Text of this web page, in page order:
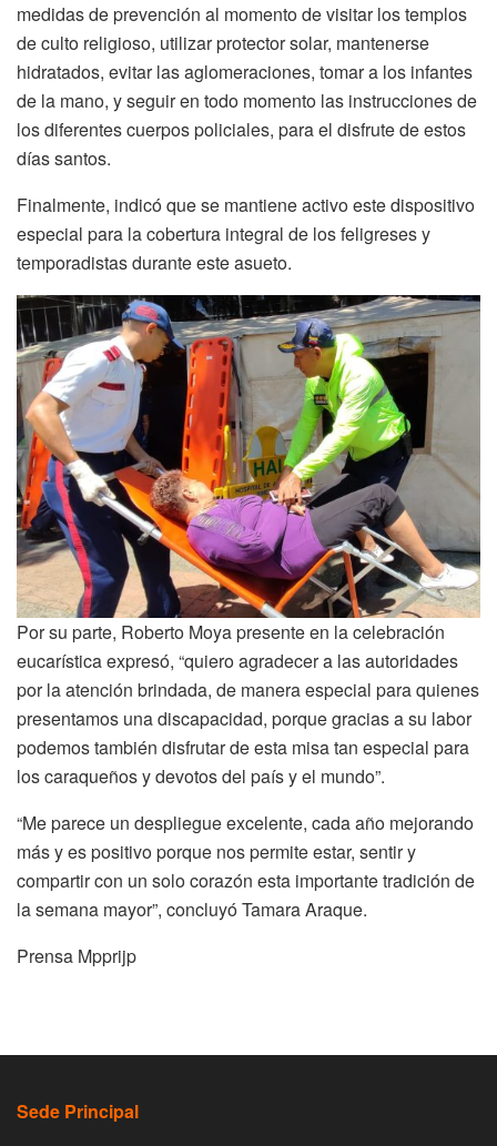
medidas de prevención al momento de visitar los templos
de culto religioso, utilizar protector solar, mantenerse
hidratados, evitar las aglomeraciones, tomar a los infantes
de la mano, y seguir en todo momento las instrucciones de
los diferentes cuerpos policiales, para el disfrute de estos
días santos.
Finalmente, indicó que se mantiene activo este dispositivo
especial para la cobertura integral de los feligreses y
temporadistas durante este asueto.
Por su parte, Roberto Moya presente en la celebración
eucarística expresó, “quiero agradecer a las autoridades
por la atención brindada, de manera especial para quienes
presentamos una discapacidad, porque gracias a su labor
podemos también disfrutar de esta misa tan especial para
los caraqueños y devotos del país y el mundo”.
“Me parece un despliegue excelente, cada año mejorando
más y es positivo porque nos permite estar, sentir y
compartir con un solo corazón esta importante tradición de
la semana mayor”, concluyó Tamara Araque.
Prensa Mpprijp
Sede Principal